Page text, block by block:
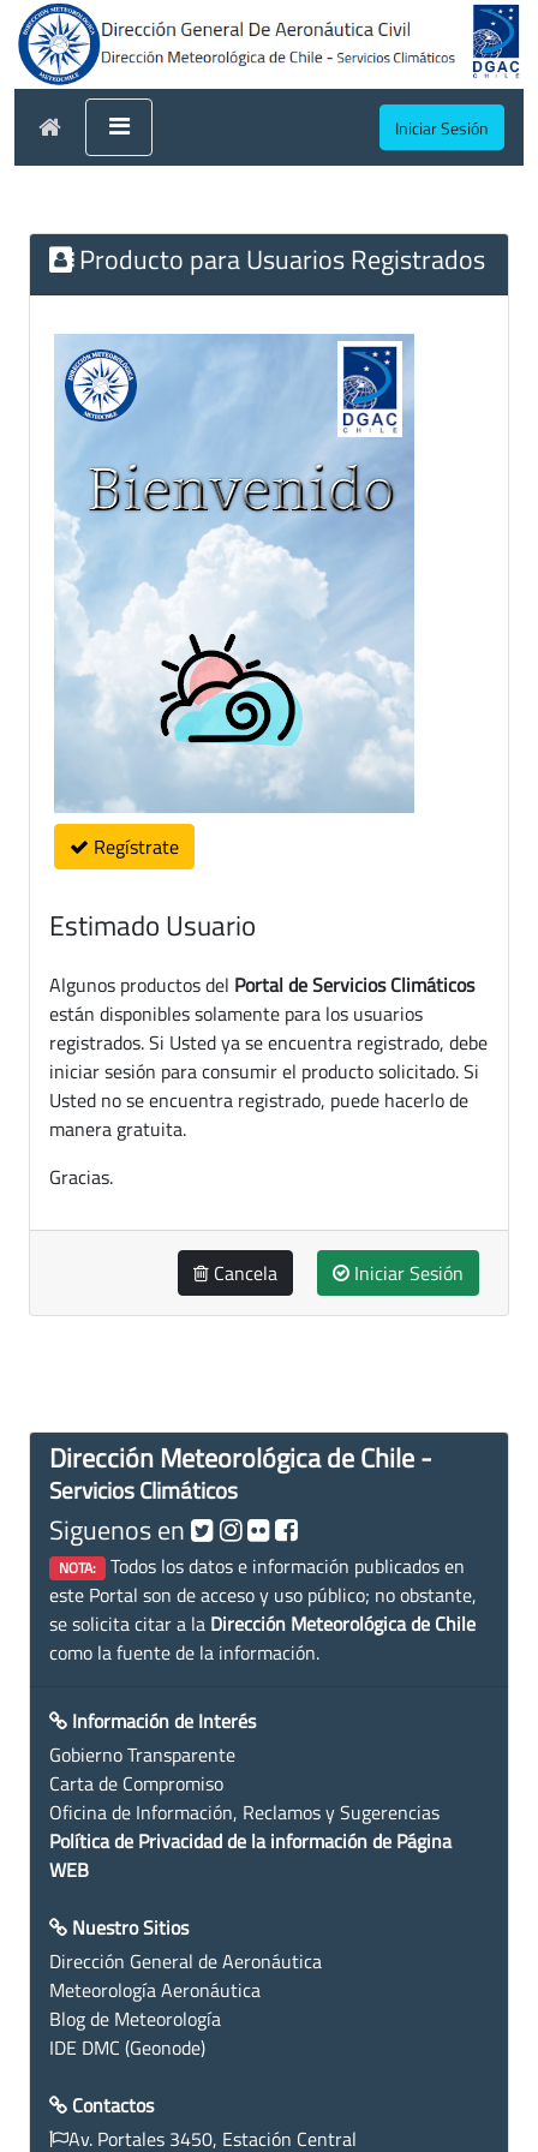
Iniciar Sesión
Producto para Usuarios Registrados
Regístrate
Estimado Usuario
Algunos productos del Portal de Servicios Climáticos
están disponibles solamente para los usuarios
registrados. Si Usted ya se encuentra registrado, debe
iniciar sesión para consumir el producto solicitado. Si
Usted no se encuentra registrado, puede hacerlo de
manera gratuita.
Gracias.
Cancela Iniciar Sesión
Dirección Meteorológica de Chile -
Servicios Climáticos
Siguenos en
NOTA: Todos los datos e información publicados en
este Portal son de acceso y uso público; no obstante,
se solicita citar a la Dirección Meteorológica de Chile
como la fuente de la información.
Información de Interés
Gobierno Transparente
Carta de Compromiso
Oficina de Información, Reclamos y Sugerencias
Política de Privacidad de la información de Página
WEB
Nuestro Sitios
Dirección General de Aeronáutica
Meteorología Aeronáutica
Blog de Meteorología
IDE DMC (Geonode)
Contactos
Av. Portales 3450, Estación Central